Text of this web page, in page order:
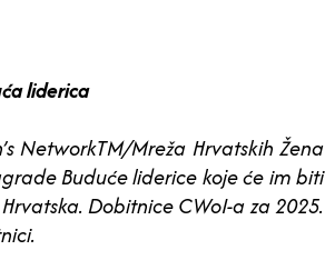
liderica
NetworkTM/Mreža Hrvatskih Žena
Buduće liderice koje će im biti
Dobitnice CWoI-a za 2025.